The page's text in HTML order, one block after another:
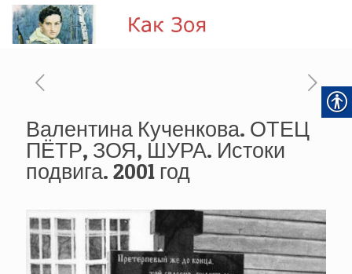
Валентина Кученкова. ОТЕЦ
ПЁТР, ЗОЯ, ШУРА. Истоки
подвига. 2001 год